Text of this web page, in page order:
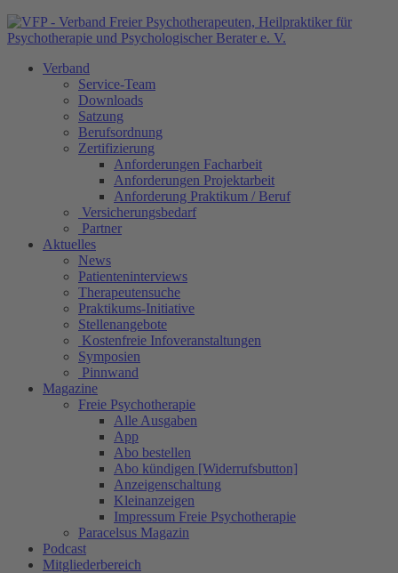
Verband
Service-Team
Downloads
Satzung
Berufsordnung
Zertifizierung
Anforderungen Facharbeit
Anforderungen Projektarbeit
Anforderung Praktikum / Beruf
Versicherungsbedarf
Partner
Aktuelles
News
Patienteninterviews
Therapeutensuche
Praktikums-Initiative
Stellenangebote
Kostenfreie Infoveranstaltungen
Symposien
Pinnwand
Magazine
Freie Psychotherapie
Alle Ausgaben
App
Abo bestellen
Abo kündigen [Widerrufsbutton]
Anzeigenschaltung
Kleinanzeigen
Impressum Freie Psychotherapie
Paracelsus Magazin
Podcast
Mitgliederbereich